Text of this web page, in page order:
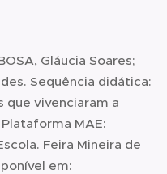
Gláucia Soares;
Sequência didática:
que vivenciaram a
MAE:
Feira Mineira de
em: